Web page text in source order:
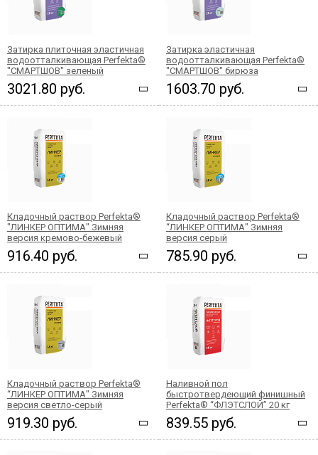
Затирка плиточная эластичная
водоотталкивающая Perfekta®
"СМАРТШОВ" зеленый
3021.80 руб.
Затирка эластичная
водоотталкивающая Perfekta®
"СМАРТШОВ" бирюза
1603.70 руб.
Кладочный раствор Perfekta®
"ЛИНКЕР ОПТИМА" Зимняя
версия кремово-бежевый
916.40 руб.
Кладочный раствор Perfekta®
“ЛИНКЕР ОПТИМА" Зимняя
версия серый
785.90 руб.
Кладочный раствор Perfekta®
“ЛИНКЕР ОПТИМА" Зимняя
версия светло-серый
919.30 руб.
Наливной пол
быстротвердеющий финишный
Perfekta® “ФЛЭТСЛОЙ” 20 кг
839.55 руб.